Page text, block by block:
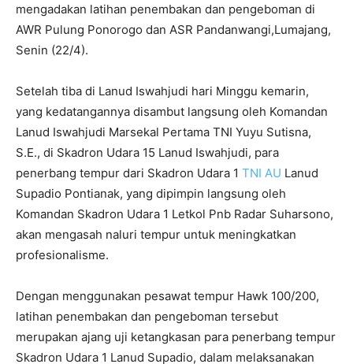
mengadakan latihan penembakan dan pengeboman di
AWR Pulung Ponorogo dan ASR Pandanwangi,Lumajang,
Senin (22/4).
Setelah tiba di Lanud Iswahjudi hari Minggu kemarin,
yang kedatangannya disambut langsung oleh Komandan
Lanud Iswahjudi Marsekal Pertama TNI Yuyu Sutisna,
S.E., di Skadron Udara 15 Lanud Iswahjudi, para
penerbang tempur dari Skadron Udara 1 TNI AU Lanud
Supadio Pontianak, yang dipimpin langsung oleh
Komandan Skadron Udara 1 Letkol Pnb Radar Suharsono,
akan mengasah naluri tempur untuk meningkatkan
profesionalisme.
Dengan menggunakan pesawat tempur Hawk 100/200,
latihan penembakan dan pengeboman tersebut
merupakan ajang uji ketangkasan para penerbang tempur
Skadron Udara 1 Lanud Supadio, dalam melaksanakan